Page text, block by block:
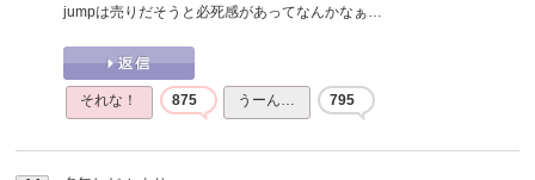
jumpは売りだそうと必死感があってなんかなぁ…
それな！ 875 うーん… 795